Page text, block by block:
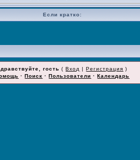
Если кратко:
гость (Вход |Регистрация )
·Поиск ·Пользователи ·Календарь